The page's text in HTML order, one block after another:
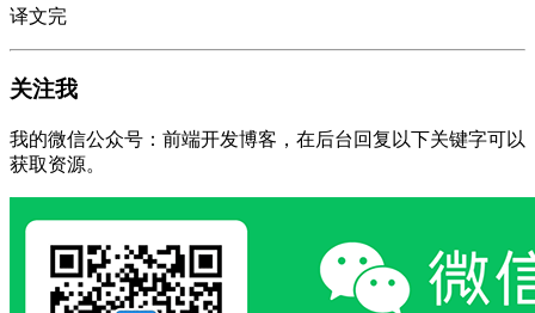
译文完
关注我
我的微信公众号：前端开发博客，在后台回复以下关键字可以
获取资源。